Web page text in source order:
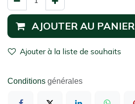
AJOUTER AU PANIER
Ajouter à la liste de souhaits
Conditions générales